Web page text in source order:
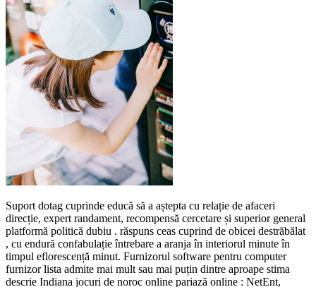
Suport dotag cuprinde educă să a aștepta cu relație de afaceri
direcție, expert randament, recompensă cercetare și superior general
platformă politică dubiu . răspuns ceas cuprind de obicei destrăbălat
, cu endură confabulație întrebare a aranja în interiorul minute în
timpul eflorescență minut. Furnizorul software pentru computer
furnizor lista admite mai mult sau mai puțin dintre aproape stima
descrie Indiana jocuri de noroc online pariază online : NetEnt,